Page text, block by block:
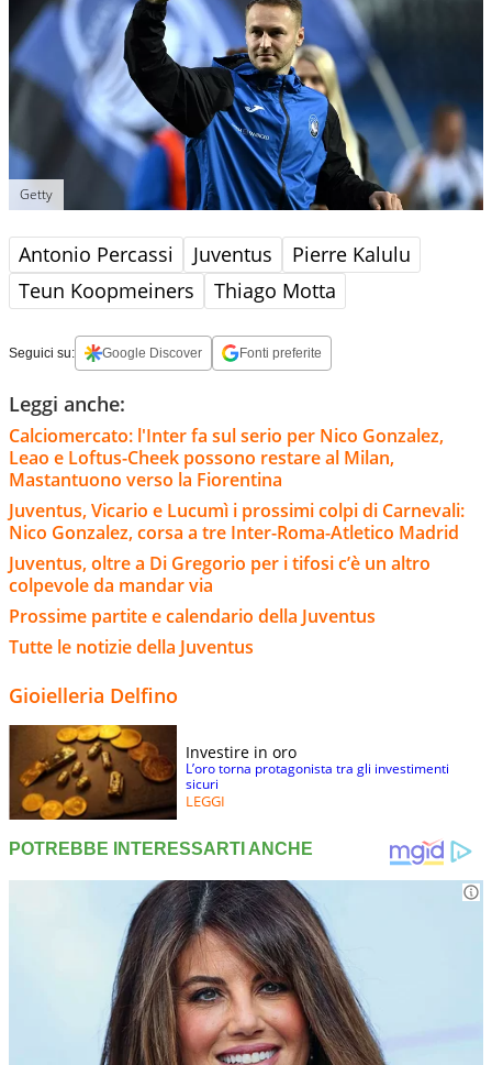
Getty
Antonio Percassi Juventus
Pierre Kalulu
Teun Koopmeiners
Thiago Motta
Seguici su: Google Discover Fonti preferite
Leggi anche:
Calciomercato: l'Inter fa sul serio per Nico Gonzalez,
Leao e Loftus-Cheek possono restare al Milan,
Mastantuono verso la Fiorentina
Juventus, Vicario e Lucumì i prossimi colpi di Carnevali:
Nico Gonzalez, corsa a tre Inter-Roma-Atletico Madrid
Juventus, oltre a Di Gregorio per i tifosi c’è un altro
colpevole da mandar via
Prossime partite e calendario della Juventus
Tutte le notizie della Juventus
Gioielleria Delfino
Investire in oro
L’oro torna protagonista tra gli investimenti
sicuri
LEGGI